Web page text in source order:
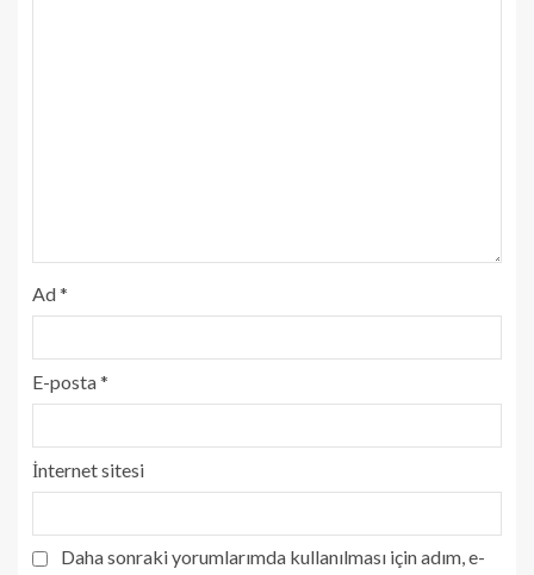
Ad*
E-posta*
İnternet sitesi
Daha sonraki yorumlarımda kullanılması için adım, e-